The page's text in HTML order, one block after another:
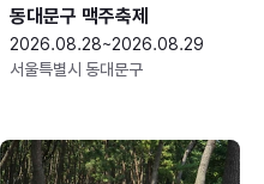
동대문구 맥주축제
2026.08.28~2026.08.29
서울특별시 동대문구